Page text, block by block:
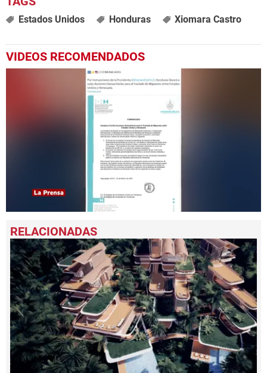
Estados Unidos Honduras Xiomara Castro
VIDEOS RECOMENDADOS
seconds
of
57
seconds